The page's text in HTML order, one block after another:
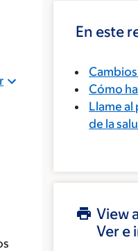
En este
Cómo
Llame
de la
View
Ver e